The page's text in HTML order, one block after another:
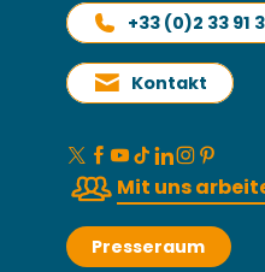
+33 (0)2 33 91
Kontakt
Mit uns
Presseraum